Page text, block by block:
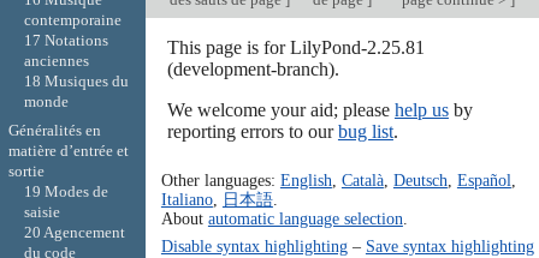
This page is for LilyPond-2.25.81
(development-branch).
We welcome your aid; please help usby
reporting errors to ourbug list.
Other languages: English Català, Deutsch Español
Italiano, 日本語.
About automatic language selection
Disable syntax highlighting– Save syntax highlighting
contemporaine
17 Notations
anciennes
18 Musiques du
monde
Généralités en
matière d’entrée et
sortie
19 Modes de
saisie
20 Agencement
du code